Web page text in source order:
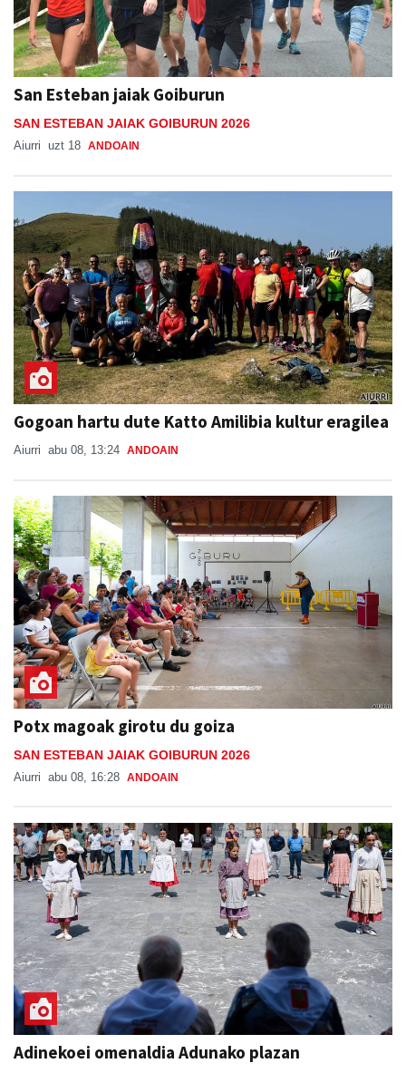
San Esteban jaiak Goiburun
SAN ESTEBAN JAIAK GOIBURUN 2026
Aiurri uzt 18 ANDOAIN
Gogoan hartu dute Katto Amilibia kultur eragilea
Aiurri abu 08, 13:24 ANDOAIN
Potx magoak girotu du goiza
SAN ESTEBAN JAIAK GOIBURUN 2026
Aiurri abu 08, 16:28 ANDOAIN
Adinekoei omenaldia Adunako plazan